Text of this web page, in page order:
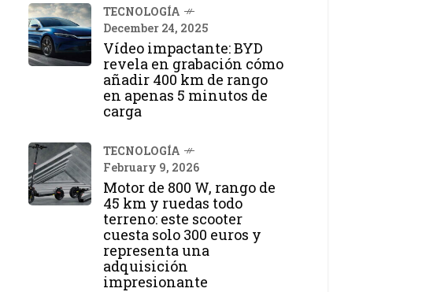
TECNOLOGÍA
December 24, 2025
Vídeo impactante: BYD
revela en grabación cómo
añadir 400 km de rango
en apenas 5 minutos de
carga
TECNOLOGÍA
February 9, 2026
Motor de 800 W, rango de
45 km y ruedas todo
terreno: este scooter
cuesta solo 300 euros y
representa una
adquisición
impresionante